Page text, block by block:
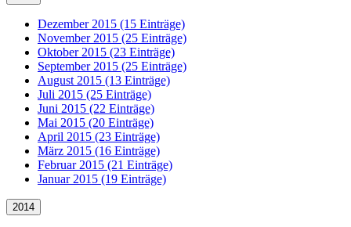
Dezember 2015 (15 Einträge)
November 2015 (25 Einträge)
Oktober 2015 (23 Einträge)
September 2015 (25 Einträge)
August 2015 (13 Einträge)
Juli 2015 (25 Einträge)
Juni 2015 (22 Einträge)
Mai 2015 (20 Einträge)
April 2015 (23 Einträge)
März 2015 (16 Einträge)
Februar 2015 (21 Einträge)
Januar 2015 (19 Einträge)
2014